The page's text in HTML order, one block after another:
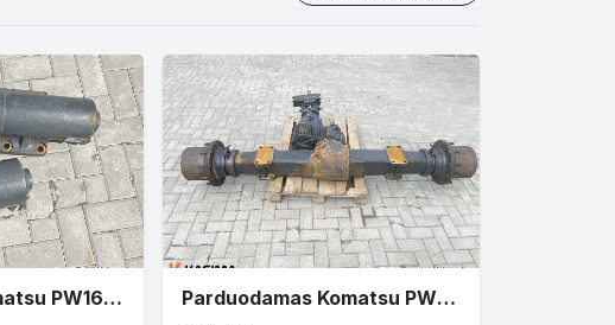
Parduodami Komatsu PW160 ašies stabilizavimo cilindrai Parduodamas Komatsu PW160 galinis tiltas